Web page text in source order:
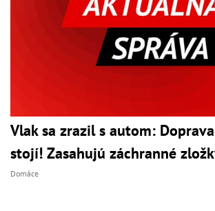
Vlak sa zrazil s autom:
stojí! Zasahujú záchranné
Domáce